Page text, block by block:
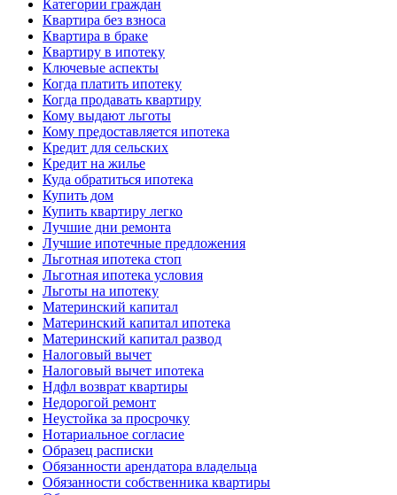
Категории граждан
Квартира без взноса
Квартира в браке
Квартиру в ипотеку
Ключевые аспекты
Когда платить ипотеку
Когда продавать квартиру
Кому выдают льготы
Кому предоставляется ипотека
Кредит для сельских
Кредит на жилье
Куда обратиться ипотека
Купить дом
Купить квартиру легко
Лучшие дни ремонта
Лучшие ипотечные предложения
Льготная ипотека стоп
Льготная ипотека условия
Льготы на ипотеку
Материнский капитал
Материнский капитал ипотека
Материнский капитал развод
Налоговый вычет
Налоговый вычет ипотека
Ндфл возврат квартиры
Недорогой ремонт
Неустойка за просрочку
Нотариальное согласие
Образец расписки
Обязанности арендатора владельца
Обязанности собственника квартиры